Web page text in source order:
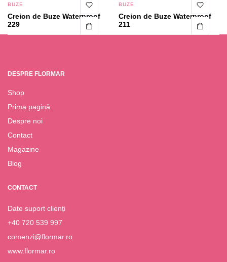
BUZE
Creion de Buze Waterproof
229
BUZE
Creion de Buze Waterproof
211
DESPRE FLORMAR
Shop
Prima pagină
Despre noi
Contact
Magazine
Blog
CONTACT
Date suport clienți
+40 720 539 997
comenzi@flormar.ro
www.flormar.ro